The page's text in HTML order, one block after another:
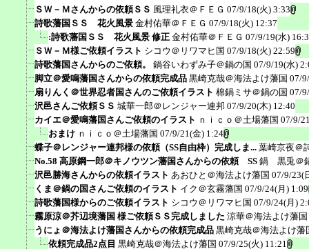
ＳＷ－Ｍさんからの依頼ＳＳ 風理礼衣＠ＦＥＧ 07/9/18(火) 3:33
詩歌藩国ＳＳ 花火風景 金村佑華＠ＦＥＧ 07/9/18(火) 12:37
:詩歌藩国ＳＳ 花火風景 修正 金村佑華＠ＦＥＧ 07/9/19(水)
ＳＷ－Ｍ様ご依頼イラスト シコウ＠リワマヒ国 07/9/18(火) 22:59
詩歌藩国さんからのご依頼。
鍋谷いわずみ子＠鍋の国 07/9/19(水)
脚立＠愛鳴藩国さんからの依頼完成品 黒崎克哉＠海法よけ藩国 07/
扇りんく＠世界忍者国さんのご依頼イラスト 棉鍋ミサ＠鍋の国 07/
沢邑さんご依頼ＳＳ 城華一郎＠レンジャー連邦 07/9/20(木) 12:40
カイエ＠愛鳴藩国さんご依頼のイラスト ｎｉｃｏ＠土場藩国 07/9/
おまけ ｎｉｃｏ＠土場藩国 07/9/21(金) 1:24
蝶子＠レンジャー連邦様の依頼（SS自由枠）完成しま... 葉崎京夜＠
No.58 高原鋼一郎＠キノウツン藩国さんからの依頼 SS 鍋 黒兎＠
沢邑勝海さんからの依頼イラスト あおひと＠海法よけ藩国 07/9/23(
くま＠鍋の国さんご依頼のイラスト イク＠玄霧藩国 07/9/24(月) 1:09
詩歌藩国様からのご依頼イラスト シコウ＠リワマヒ国 07/9/24(月)
霧原涼＠芥辺境藩国 様ご依頼ＳＳ完成しました 涼華＠海法よけ藩国
うにょ＠海法よけ藩国さんからの依頼完成品 黒崎克哉＠海法よけ藩
依頼完成品2点目 黒崎克哉＠海法よけ藩国 07/9/25(火) 11:21